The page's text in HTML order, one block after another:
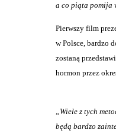
a co piąta pomija
Pierwszy film
w Polsce, bardzo
zostaną
hormon przez
„Wiele z tych
będą bardzo